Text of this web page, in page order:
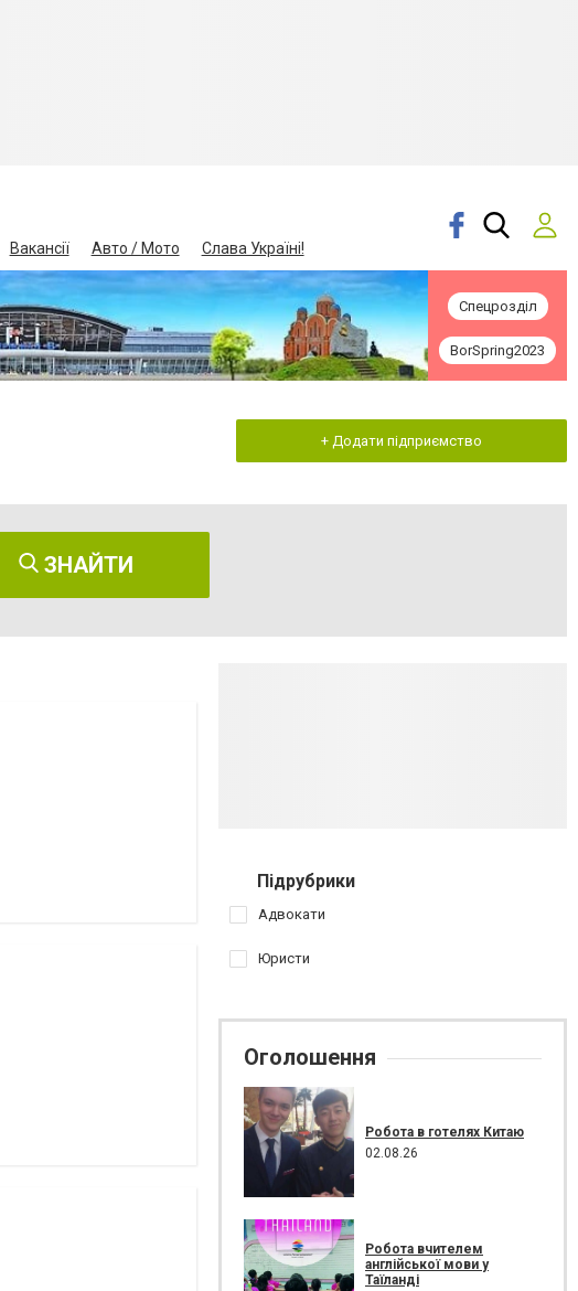
Вакансії Авто / Мото Слава Україні!
Спецрозділ
BorSpring2023
+ Додати підприємство
ЗНАЙТИ
Підрубрики
Адвокати
Юристи
Оголошення
Робота в готелях Китаю
02.08.26
Робота вчителем
англійської мови у
Таїланді